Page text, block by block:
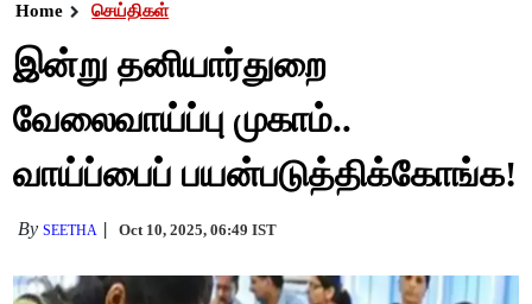
Home செய்திகள்
இன்று தனியார்துறை
வேலைவாய்ப்பு முகாம்..
வாய்ப்பைப் பயன்படுத்திக்கோங்க!
BySEETHA Oct 10, 2025, 06:49 IST